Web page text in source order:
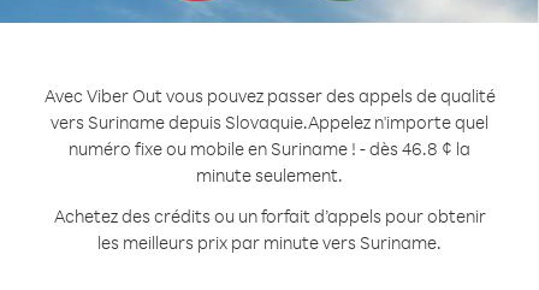
Avec Viber Out vous pouvez passer des appels de qualité
vers Suriname depuis Slovaquie.Appelez n'importe quel
numéro fixe ou mobile en Suriname ! - dès 46.8 ¢ la
minute seulement.
Achetez des crédits ou un forfait d’appels pour obtenir
les meilleurs prix par minute vers Suriname.